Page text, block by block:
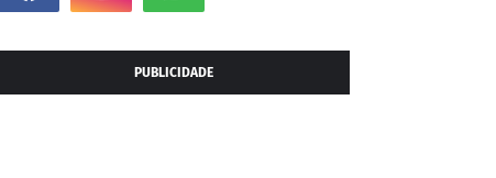
PUBLICIDADE